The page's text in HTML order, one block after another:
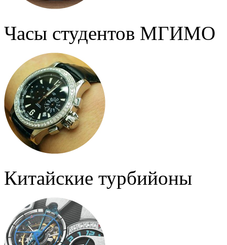
Часы студентов МГИМО
Китайские турбийоны